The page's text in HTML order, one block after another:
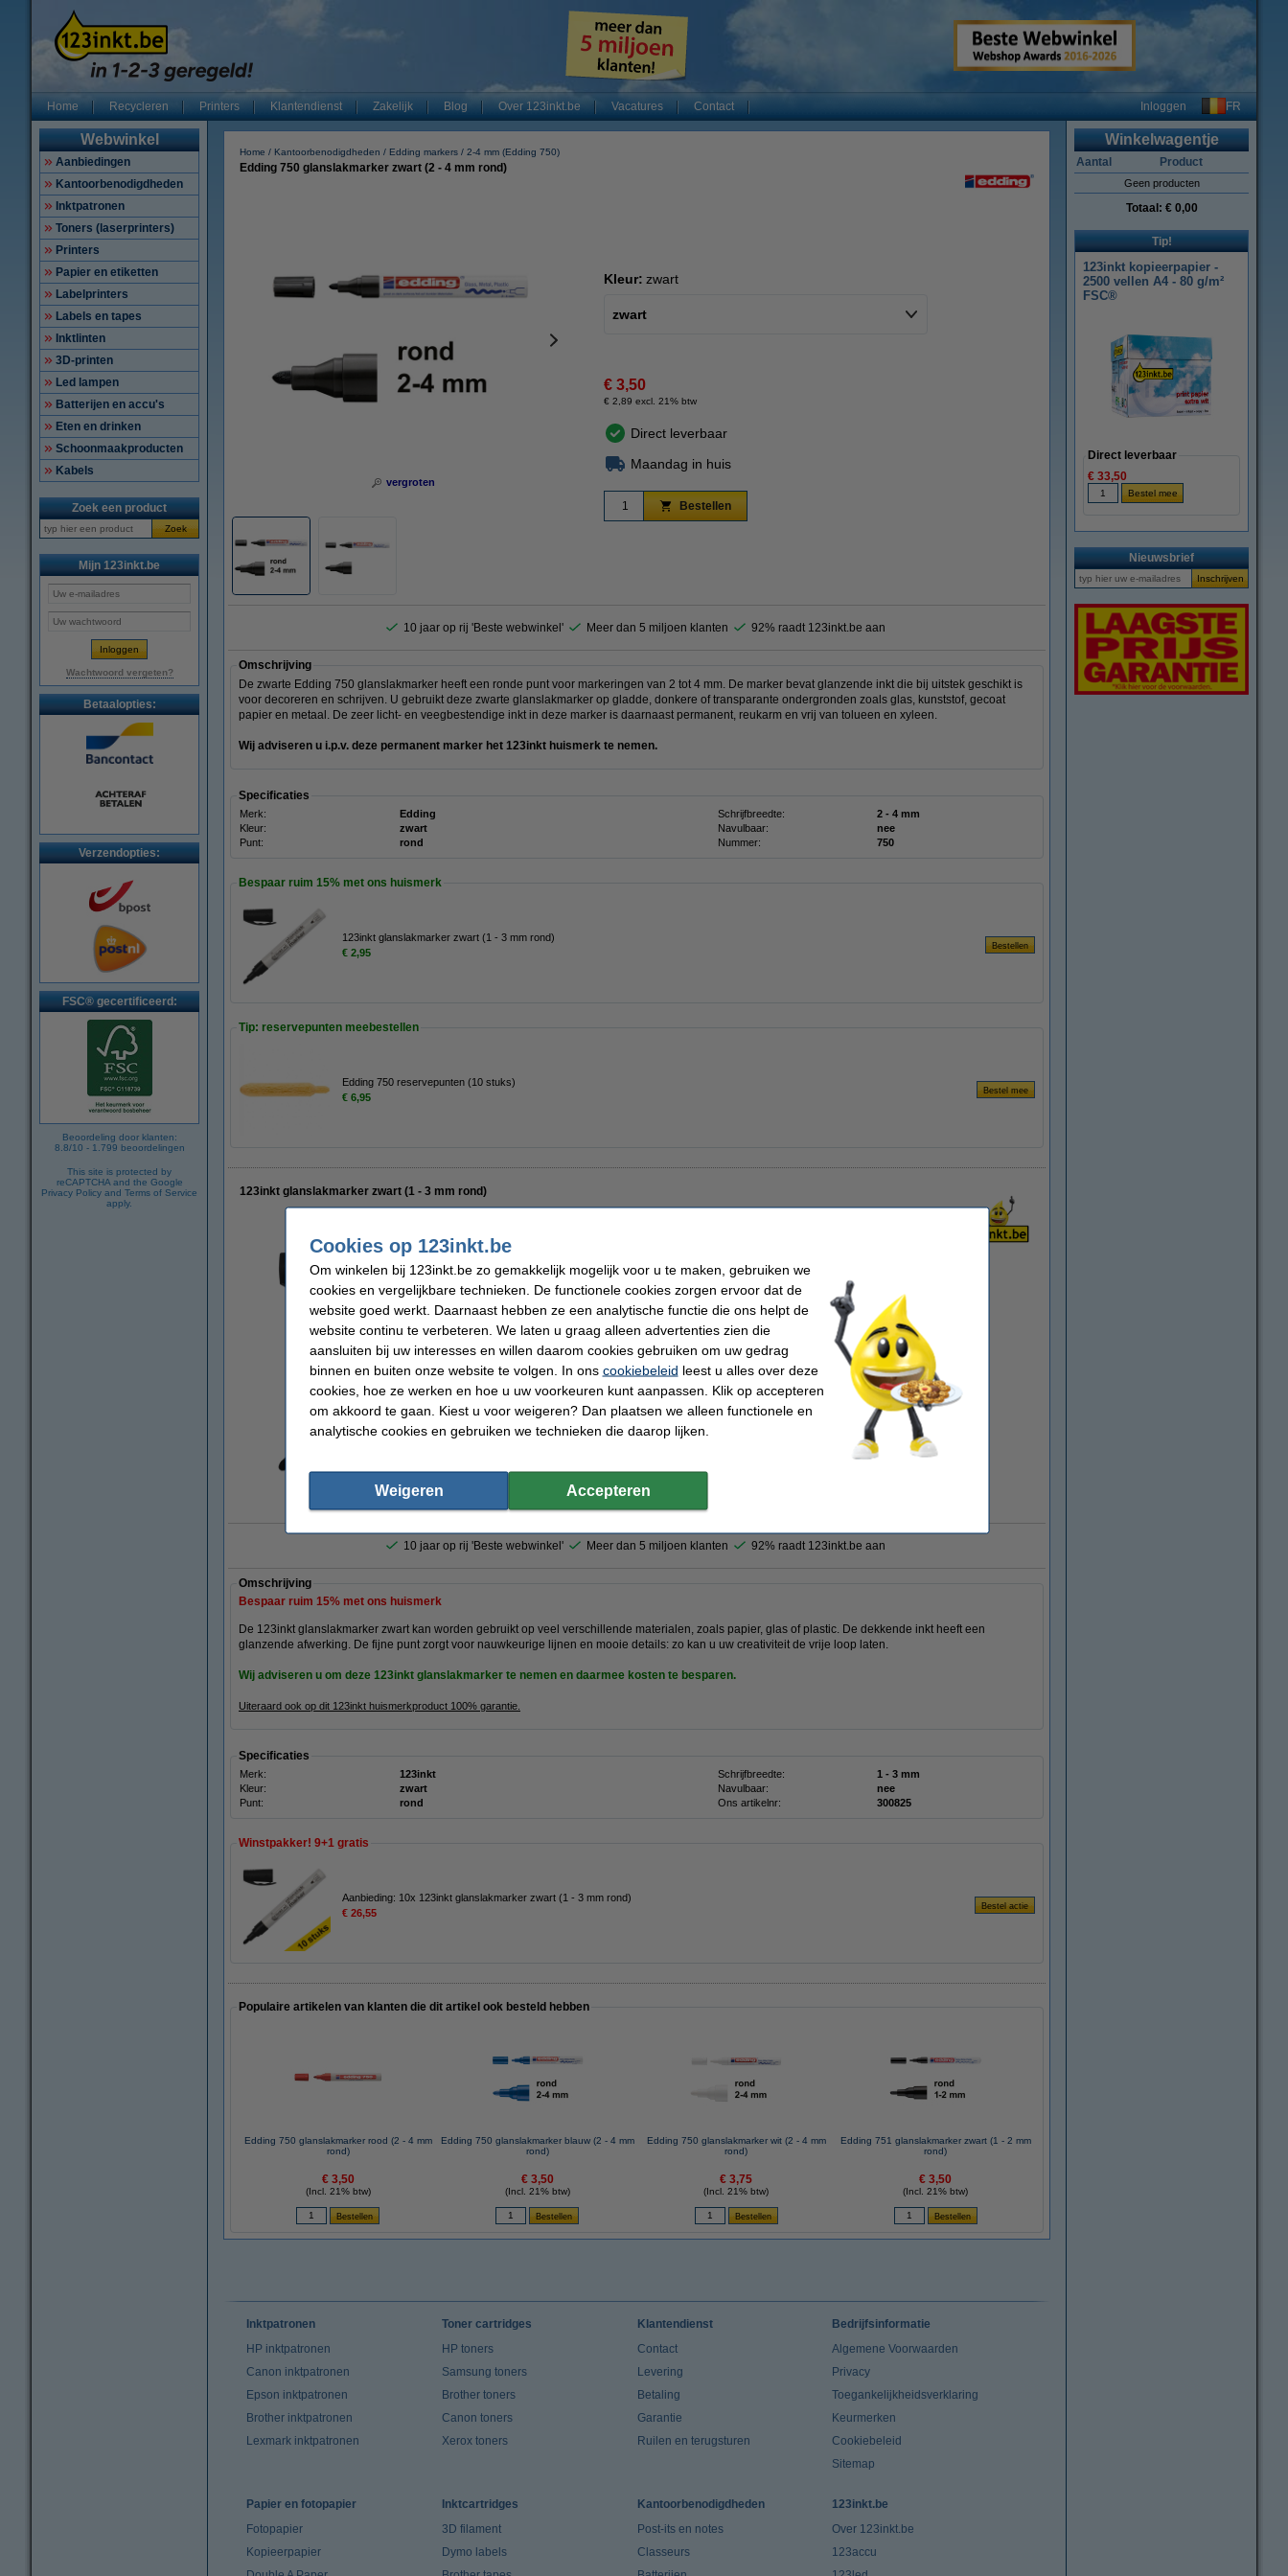
Home Recycleren Printers Klantendienst Zakelijk Blog Over 123inkt.be Vacatures Contact Inloggen FR
Webwinkel
Aanbiedingen
Kantoorbenodigdheden
Inktpatronen
Toners (laserprinters)
Printers
Papier en etiketten
Labelprinters
Labels en tapes
Inktlinten
3D-printen
Led lampen
Batterijen en accu's
Eten en drinken
Schoonmaakproducten
Kabels
Zoek een product
Zoek
Mijn 123inkt.be
Wachtwoord vergeten?
Betaalopties:
Verzendopties:
FSC® gecertificeerd:
Beoordeling door klanten:
8.8/10 - 1.799 beoordelingen
This site is protected by
reCAPTCHA and the Google
Privacy Policy and Terms of Service
apply.
Home Kantoorbenodigdheden Edding markers 2-4 mm (Edding 750)
Edding 750 glanslakmarker zwart (2 - 4 mm rond)
vergroten
Kleur: zwart
zwart
€ 3,50
€ 2,89 excl. 21% btw
Direct leverbaar
Maandag in huis
Bestellen
10 jaar op rij 'Beste webwinkel' Meer dan 5 miljoen klanten 92% raadt 123inkt.be aan
Omschrijving
De zwarte Edding 750 glanslakmarker heeft een ronde punt voor markeringen van 2 tot 4 mm. De marker bevat glanzende inkt die bij uitstek geschikt is
voor decoreren en schrijven. U gebruikt deze zwarte glanslakmarker op gladde, donkere of transparante ondergronden zoals glas, kunststof, gecoat
papier en metaal. De zeer licht- en veegbestendige inkt in deze marker is daarnaast permanent, reukarm en vrij van tolueen en xyleen.
Wij adviseren u i.p.v. deze permanent marker het 123inkt huismerk te nemen.
Specificaties
Merk: Edding Schrijfbreedte:
2 - 4 mm
Kleur:
zwart Navulbaar:
nee
Punt:
rond Nummer: 750
Bespaar ruim 15% met ons huismerk
123inkt glanslakmarker zwart (1 - 3 mm rond)
€ 2,95
Tip: reservepunten meebestellen
Edding 750 reservepunten (10 stuks)
€ 6,95
123inkt glanslakmarker zwart (1 - 3 mm rond)
Zwart
€ 2,95
€ 2,44 excl. 21% btw
Direct leverbaar
Maandag in huis
Bestellen
10 jaar op rij 'Beste webwinkel' Meer dan 5 miljoen klanten 92% raadt 123inkt.be aan
Omschrijving
Bespaar ruim 15% met ons huismerk
De 123inkt glanslakmarker zwart kan worden gebruikt op veel verschillende materialen, zoals papier, glas of plastic. De dekkende inkt heeft een
glanzende afwerking. De fijne punt zorgt voor nauwkeurige lijnen en mooie details: zo kan u uw creativiteit de vrije loop laten.
Wij adviseren u om deze 123inkt glanslakmarker te nemen en daarmee kosten te besparen.
Uiteraard ook op dit 123inkt huismerkproduct 100% garantie.
Specificaties
Merk: 123inkt Schrijfbreedte:
1 - 3 mm
Kleur:
zwart Navulbaar:
nee
Punt:
rond Ons artikelnr: 300825
Winstpakker! 9+1 gratis
Aanbieding: 10x 123inkt glanslakmarker zwart (1 - 3 mm rond)
€ 26,55
Populaire artikelen van klanten die dit artikel ook besteld hebben
Edding 750 glanslakmarker rood (2 - 4 mm
rond)
€ 3,50
(Incl. 21% btw)
Edding 750 glanslakmarker blauw (2 - 4 mm
rond)
€ 3,50
(Incl. 21% btw)
Edding 750 glanslakmarker wit (2 - 4 mm
rond)
€ 3,75
(Incl. 21% btw)
Edding 751 glanslakmarker zwart (1 - 2 mm
rond)
€ 3,50
(Incl. 21% btw)
Winkelwagentje
Aantal Product
Geen producten
Totaal: € 0,00
Tip!
123inkt kopieerpapier -
2500 vellen A4 - 80 g/m²
FSC®
Direct leverbaar
€ 33,50
Nieuwsbrief
Inktpatronen
HP inktpatronen
Canon inktpatronen
Epson inktpatronen
Brother inktpatronen
Lexmark inktpatronen
Toner cartridges
HP toners
Samsung toners
Brother toners
Canon toners
Xerox toners
Klantendienst
Contact
Levering
Betaling
Garantie
Ruilen en terugsturen
Bedrijfsinformatie
Algemene Voorwaarden
Privacy
Toegankelijkheidsverklaring
Keurmerken
Cookiebeleid
Sitemap
Papier en fotopapier
Fotopapier
Kopieerpapier
Inktcartridges
3D filament
Dymo labels
Kantoorbenodigdheden
Post-its en notes
Classeurs
123inkt.be
Over 123inkt.be
123accu
Cookies op 123inkt.be
Om winkelen bij 123inkt.be zo gemakkelijk mogelijk voor u te maken, gebruiken we
cookies en vergelijkbare technieken. De functionele cookies zorgen ervoor dat de
website goed werkt. Daarnaast hebben ze een analytische functie die ons helpt de
website continu te verbeteren. We laten u graag alleen advertenties zien die
aansluiten bij uw interesses en willen daarom cookies gebruiken om uw gedrag
binnen en buiten onze website te volgen. In ons cookiebeleid leest u alles over deze
cookies, hoe ze werken en hoe u uw voorkeuren kunt aanpassen. Klik op accepteren
om akkoord te gaan. Kiest u voor weigeren? Dan plaatsen we alleen functionele en
analytische cookies en gebruiken we technieken die daarop lijken.
Weigeren Accepteren